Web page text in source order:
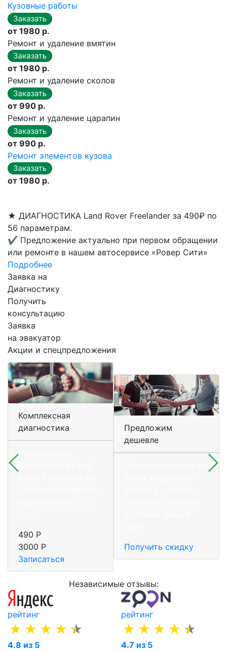
Кузовные работы
от 1980 р.
Ремонт и удаление вмятин
от 1980 р.
Ремонт и удаление сколов
от 990 р.
Ремонт и удаление царапин
от 990 р.
Ремонт элементов кузова
от 1980 р.
★ ДИАГНОСТИКА Land Rover Freelander за 490₽ по
56 параметрам.
✔ Предложение актуально при первом обращении
или ремонте в нашем автосервисе «Ровер Сити»
Подробнее
Заявка на
Диагностику
Получить
консультацию
Заявка
на эвакуатор
Акции и спецпредложения
Комплексная
диагностика
Комплексная
490 Р
3000 Р
Записаться
Предложим
дешевле
Получить скидку
Независимые отзывы:
рейтинг
4.8 из 5
рейтинг
4.7 из 5